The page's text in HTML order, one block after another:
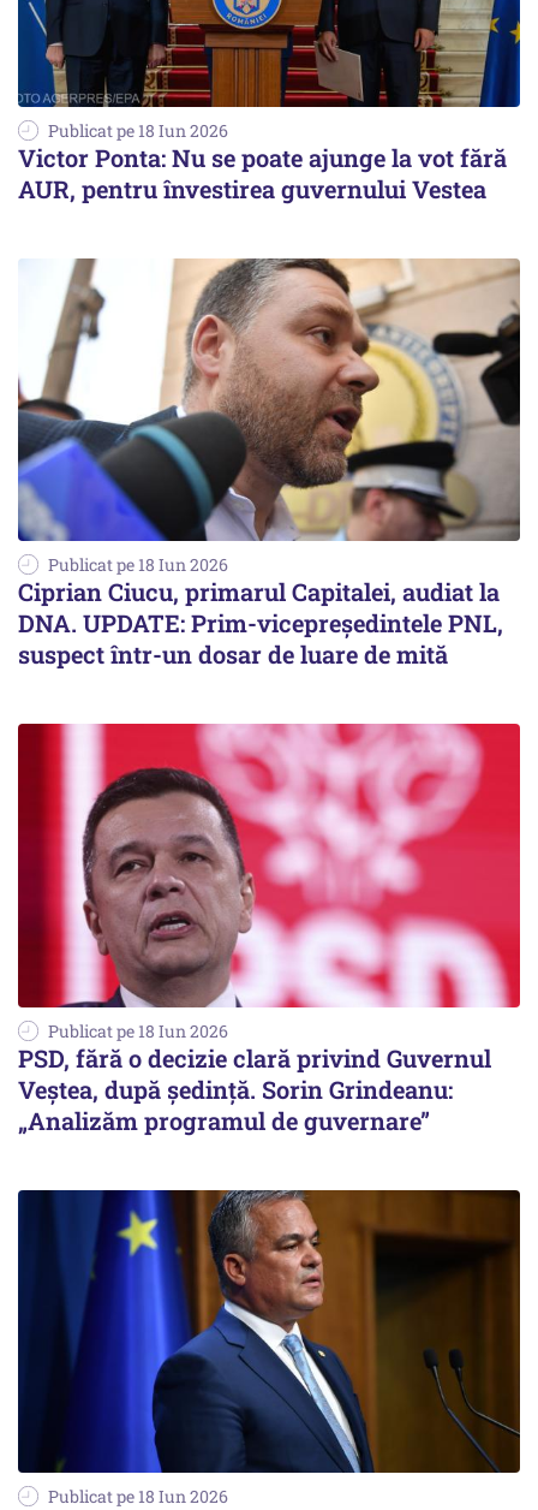
Publicat pe 18 Iun 2026
Victor Ponta: Nu se poate ajunge la vot fără
AUR, pentru învestirea guvernului Vestea
Publicat pe 18 Iun 2026
Ciprian Ciucu, primarul Capitalei, audiat la
DNA. UPDATE: Prim-vicepreședintele PNL,
suspect într-un dosar de luare de mită
Publicat pe 18 Iun 2026
PSD, fără o decizie clară privind Guvernul
Veștea, după ședință. Sorin Grindeanu:
„Analizăm programul de guvernare”
Publicat pe 18 Iun 2026